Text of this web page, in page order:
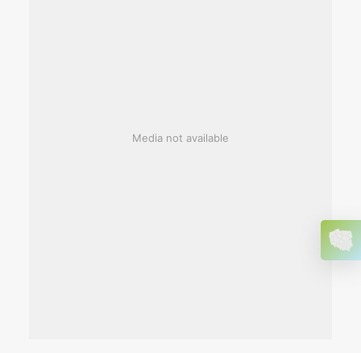
Media not available